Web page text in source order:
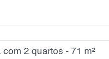
2 quartos - 71 m²